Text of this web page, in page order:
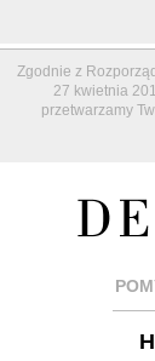
Zgodnie z
27 kwietnia
przetwarzamy